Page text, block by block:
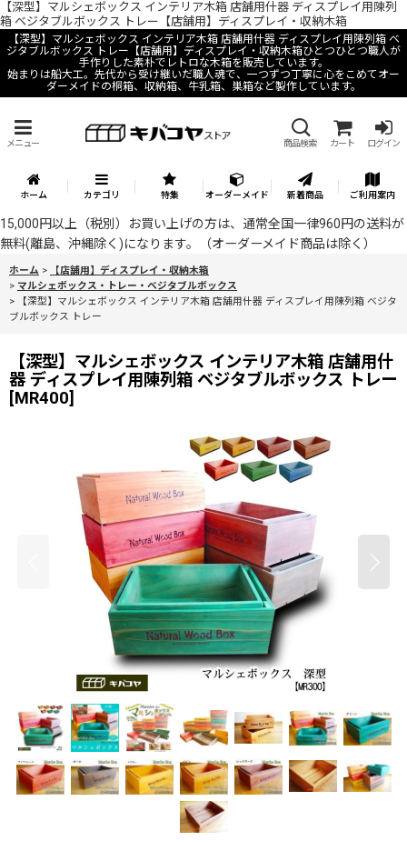
【深型】マルシェボックス インテリア木箱 店舗用什器 ディスプレイ用陳列
箱 ベジタブルボックス トレー【店舗用】ディスプレイ・収納木箱
【深型】マルシェボックス インテリア木箱 店舗用什器 ディスプレイ用陳列箱 ベ
ジタブルボックス トレー【店舗用】ディスプレイ・収納木箱ひとつひとつ職人が
手作りした素朴でレトロな木箱を販売しています。
始まりは船大工。先代から受け継いだ職人魂で、一つずつ丁寧に心をこめてオー
ダーメイドの桐箱、収納箱、牛乳箱、巣箱など製作しています。
メニュー 商品検索 カート ログイン
ホーム カテゴリ 特集 オーダーメイド 新着商品 ご利用案内
15,000円以上（税別）お買い上げの方は、通常全国一律960円の送料が
無料(離島、沖縄除く)になります。（オーダーメイド商品は除く）
ホーム >
【店舗用】ディスプレイ・収納木箱
> マルシェボックス・トレー・ベジタブルボックス
>
【深型】マルシェボックス インテリア木箱 店舗用什器 ディスプレイ用陳列箱 ベジタ
ブルボックス トレー
【深型】マルシェボックス インテリア木箱 店舗用什
器 ディスプレイ用陳列箱 ベジタブルボックス トレー
[MR400]